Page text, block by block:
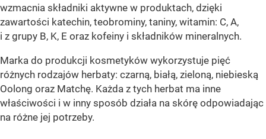
wzmacnia składniki aktywne w produktach, dzięki
zawartości katechin, teobrominy, taniny, witamin: C, A,
i z grupy B, K, E oraz kofeiny i składników mineralnych.
Marka do produkcji kosmetyków wykorzystuje pięć
różnych rodzajów herbaty: czarną, białą, zieloną, niebieską
Oolong oraz Matchę. Każda z tych herbat ma inne
właściwości i w inny sposób działa na skórę odpowiadając
na różne jej potrzeby.